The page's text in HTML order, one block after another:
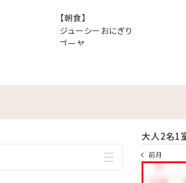
【朝食】
ジューシーおにぎり
ゴーヤ
大人2名1
前月